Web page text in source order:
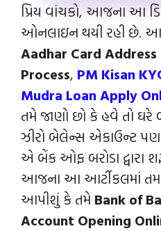
પ્રિય વાંચકો, આજના આ
ઓનલાઇન થયી રહી છે.
Aadhar Card Address
Process, PM Kisan
Mudra Loan Apply
તમે જાણો છો કે હવે તો
ઝીરો બેલેન્સ એકાઉન્ટ
એ બેંક ઓફ બરોડા દ્વારા
આજના આ આર્ટીકલમાં
આપીશું કે તમે Bank of
Account Opening